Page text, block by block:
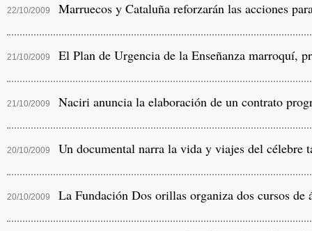
22/10/2009 Marruecos y Cataluña reforzarán las acciones
21/10/2009 El Plan de Urgencia de la Enseñanza marroquí,
21/10/2009 Naciri anuncia la elaboración de un contrato
20/10/2009 Un documental narra la vida y viajes del célebre
20/10/2009 La Fundación Dos orillas organiza dos cursos de